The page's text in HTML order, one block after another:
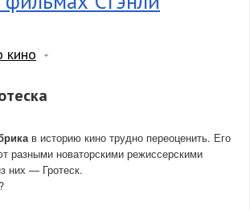
кино
в историю кино трудно переоценить. Его
разными новаторскими режиссерскими
них — Гротеск.